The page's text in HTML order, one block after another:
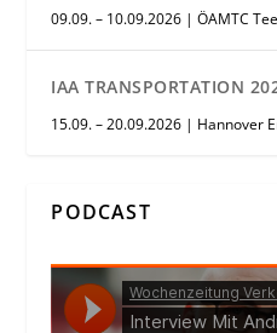
09.09. – 10.09.2026 | ÖAMTC
IAA TRANSPORTATION
15.09. – 20.09.2026 | Hannover
PODCAST